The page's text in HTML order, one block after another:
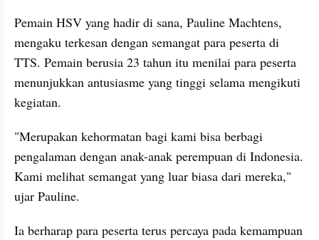
Pemain HSV yang hadir di sana, Pauline Machtens,
mengaku terkesan dengan semangat para peserta di
TTS. Pemain berusia 23 tahun itu menilai para peserta
menunjukkan antusiasme yang tinggi selama mengikuti
kegiatan.
"Merupakan kehormatan bagi kami bisa berbagi
pengalaman dengan anak-anak perempuan di Indonesia.
Kami melihat semangat yang luar biasa dari mereka,"
ujar Pauline.
Ia berharap para peserta terus percaya pada kemampuan